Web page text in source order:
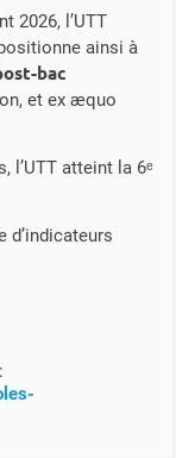
2026, l’UTT
ainsi à
bac
et ex æquo
l’UTT atteint la 6ᵉ
d’indicateurs